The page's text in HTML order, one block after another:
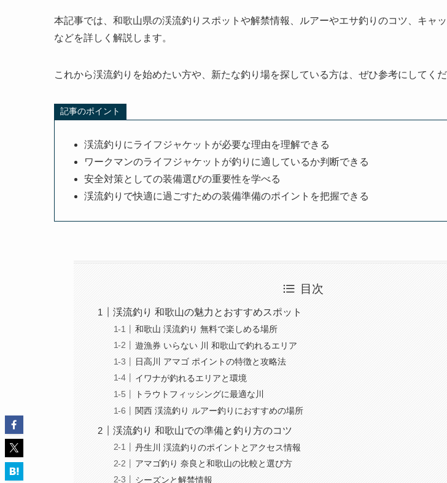
本記事では、和歌山県の渓流釣りスポットや解禁情報、ルアーやエサ釣りのコツ、キャ
などを詳しく解説します。
これから渓流釣りを始めたい方や、新たな釣り場を探している方は、ぜひ参考にしてくだ
記事のポイント
渓流釣りにライフジャケットが必要な理由を理解できる
ワークマンのライフジャケットが釣りに適しているか判断できる
安全対策としての装備選びの重要性を学べる
渓流釣りで快適に過ごすための装備準備のポイントを把握できる
目次
渓流釣り 和歌山の魅力とおすすめスポット
和歌山 渓流釣り 無料で楽しめる場所
遊漁券 いらない 川 和歌山で釣れるエリア
日高川 アマゴ ポイントの特徴と攻略法
イワナが釣れるエリアと環境
トラウトフィッシングに最適な川
関西 渓流釣り ルアー釣りにおすすめの場所
渓流釣り 和歌山での準備と釣り方のコツ
丹生川 渓流釣りのポイントとアクセス情報
アマゴ釣り 奈良と和歌山の比較と選び方
シーズンと解禁情報